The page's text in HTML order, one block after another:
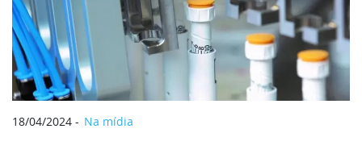
18/04/2024 Na mídia